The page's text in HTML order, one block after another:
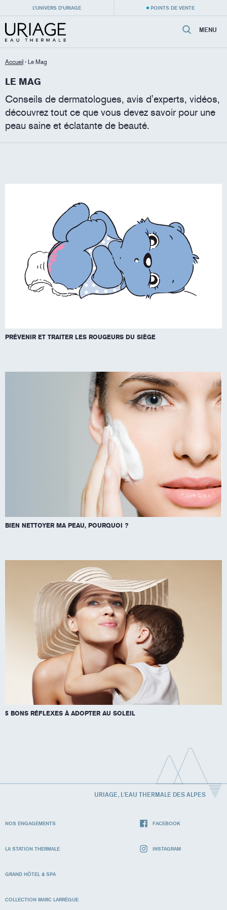
L’UNIVERS D’URIAGE POINTS DE VENTE
MENU
Accueil › Le Mag
LE MAG
Conseils de dermatologues, avis d'experts, vidéos,
découvrez tout ce que vous devez savoir pour une
peau saine et éclatante de beauté.
PRÉVENIR ET TRAITER LES ROUGEURS DU SIÈGE
BIEN NETTOYER MA PEAU, POURQUOI ?
5 BONS RÉFLEXES À ADOPTER AU SOLEIL
URIAGE, L'EAU THERMALE DES ALPES
NOS ENGAGEMENTS
LA STATION THERMALE
GRAND HÔTEL & SPA
COLLECTION MARC LARRÈGUE
FACEBOOK
INSTAGRAM